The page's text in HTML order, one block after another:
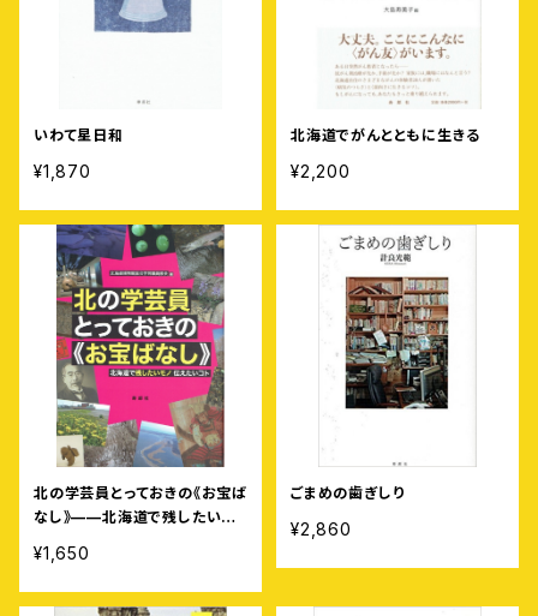
いわて星日和
¥1,870
北海道でがんとともに生きる
¥2,200
北の学芸員とっておきの《お宝ば
なし》——北海道で残したいモ
¥1,650
ごまめの歯ぎしり
¥2,860